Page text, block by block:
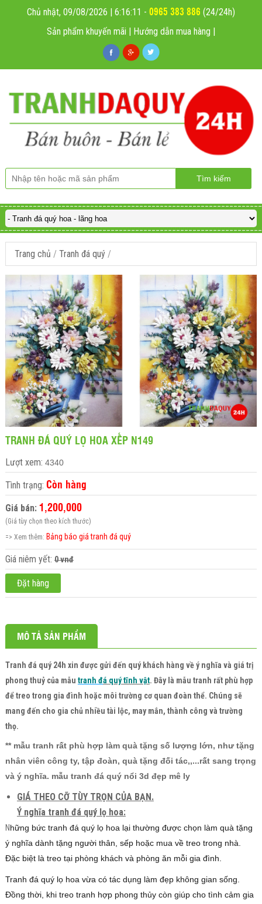
Chủ nhật, 09/08/2026 | 6:16:12 - 0965 383 886 (24/24h)
Sản phẩm khuyến mãi | Hướng dẫn mua hàng |
Trang chủ / Tranh đá quý/
TRANH ĐÁ QUÝ LỌ HOA XẾP N149
Lượt xem: 4340
Tình trạng: Còn hàng
Giá bán: 1,200,000
(Giá tùy chọn theo kích thước)
=> Xem thêm: Bảng báo giá tranh đá quý
Giá niêm yết: 0 vnđ
Đặt hàng
MÔ TẢ SẢN PHẨM
Tranh đá quý 24h xin được gửi đến quý khách hàng về ý nghĩa và giá trị
phong thuỷ của mẫu tranh đá quý tĩnh vật. Đây là mẫu tranh rất phù hợp
để treo trong gia đình hoặc môi trường cơ quan đoàn thể. Chúng sẽ
mang đến cho gia chủ nhiều tài lộc, may mắn, thành công và trường
thọ.
** mẫu tranh rất phù hợp làm quà tặng số lượng lớn, như tặng
nhân viên công ty, tập đoàn, quà tặng đối tác,,...rất sang trọng
và ý nghĩa. mẫu tranh đá quý nổi 3d đẹp mê ly
GIÁ THEO CỠ TÙY TRỌN CỦA BẠN.
Ý nghĩa tranh đá quý lọ hoa:
Những bức tranh đá quý lọ hoa lại thường được chọn làm quà tặng
ý nghĩa dành tặng người thân, sếp hoặc mua về treo trong nhà.
Đặc biệt là treo tại phòng khách và phòng ăn mỗi gia đình.
Tranh đá quý lọ hoa vừa có tác dụng làm đẹp không gian sống.
Đồng thời, khi treo tranh hợp phong thủy còn giúp cho tình cảm gia